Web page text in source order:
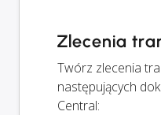
Zlecenia
Twórz zlecenia
następujących
Central: